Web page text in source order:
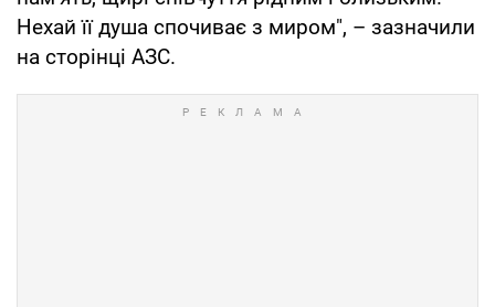
Нехай її душа спочиває з миром", – зазначили
на сторінці АЗС.